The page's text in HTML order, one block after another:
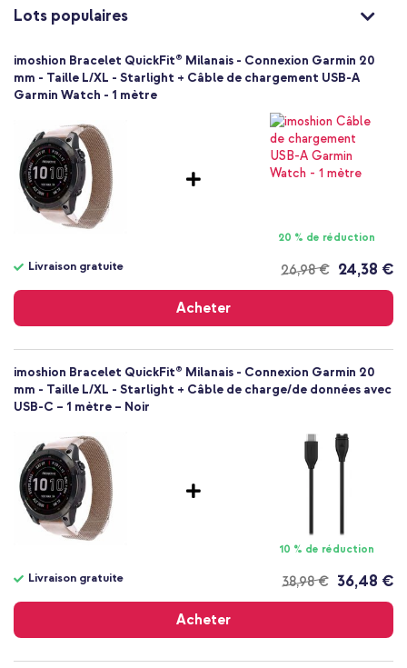
Lots populaires
imoshion Bracelet QuickFit® Milanais - Connexion Garmin 20
mm - Taille L/XL - Starlight + Câble de chargement USB-A
Garmin Watch - 1 mètre
20 % de réduction
26,98 €
Livraison gratuite 24,38 €
Acheter
gratuite
imoshion Bracelet QuickFit® Milanais - Connexion Garmin 20
mm - Taille L/XL - Starlight + Câble de charge/de données avec
USB-C – 1 mètre – Noir
10 % de réduction
38,98 €
Livraison gratuite 36,48 €
Acheter
gratuite